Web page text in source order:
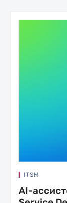
ITSM
AI-